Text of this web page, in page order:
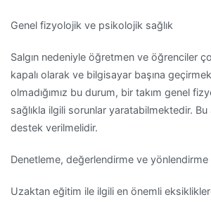
Genel fizyolojik ve psikolojik sağlık
Salgın nedeniyle öğretmen ve öğrenciler
kapalı olarak ve bilgisayar başına
olmadığımız bu durum, bir takım genel
sağlıkla ilgili sorunlar yaratabilmektedir.
destek verilmelidir.
Denetleme, değerlendirme ve yönlendirme
Uzaktan eğitim ile ilgili en önemli